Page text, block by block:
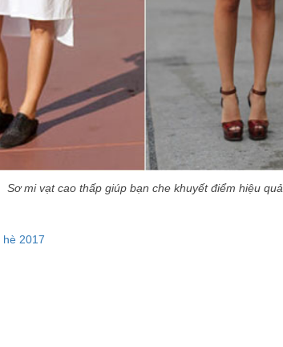
Sơ mi vạt cao thấp giúp bạn che khuyết điểm hiệu quả
2017